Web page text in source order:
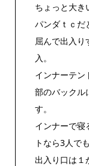
ちょっと大き
パンダｔｃだ
屈んで出入
入。
インナーテン
部のバックル
す。
インナーで寝
トなら3人で
出入り口は１